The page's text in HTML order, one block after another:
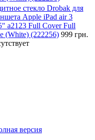
стекло Drobak для
Apple iPad air 3
a2123 Full Cover Full
(White) (222256) 999 грн.
версия